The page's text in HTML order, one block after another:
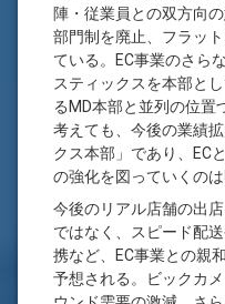
陣・従業員との双方向
部門制を廃止、フラッ
ている。EC事業のさら
スティックスを本部と
るMD本部と並列の位置
考えても、今後の業績
クス本部」であり、EC
の強化を図っていくのは
今後のリアル店舗の出
ではなく、スピード配
携など、EC事業との親
予想される。ビックカ